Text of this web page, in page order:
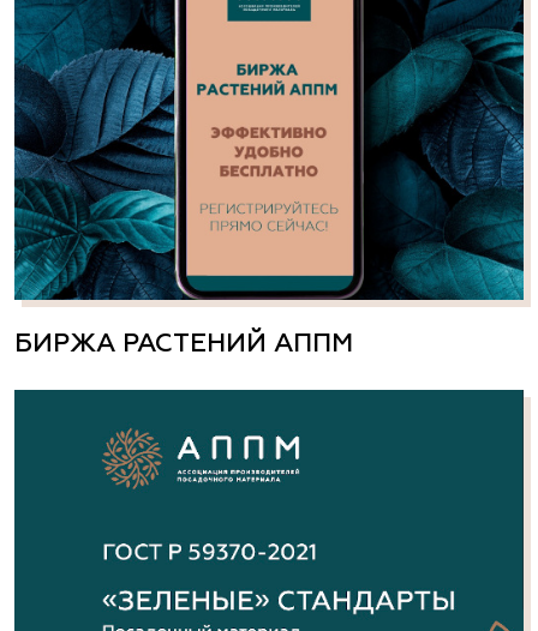
БИРЖА РАСТЕНИЙ АППМ